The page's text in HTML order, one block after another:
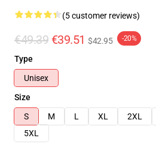
(5 customer reviews)
€49.39 €39.51 $42.95 -20%
Type
Unisex
Size
S
M L XL 2XL
5XL